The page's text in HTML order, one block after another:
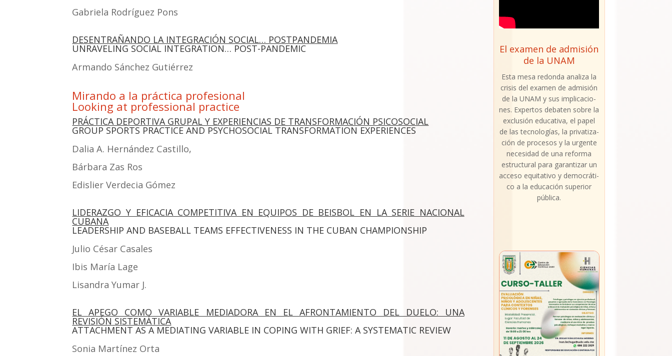
Gabrie­la Rodrí­guez Pons
DESENTRAÑANDO LA INTEGRACIÓN SOCIAL… POSTPANDEMIA
UNRAVELING SOCIAL INTEGRATION… POST-PANDEMIC
Arman­do Sán­chez Gutié­rrez
Mirando a la práctica profesional
Looking at professional practice
PRÁCTICA DEPORTIVA GRUPAL Y EXPERIENCIAS DE TRANSFORMACIÓN PSICOSOCIAL
GROUP SPORTS PRACTICE AND PSYCHOSOCIAL TRANSFORMATION EXPERIENCES
Dalia A. Her­nán­dez Cas­ti­llo,
Bár­ba­ra Zas Ros
Edis­lier Ver­de­cia Gómez
LIDERAZGO Y EFICACIA COMPETITIVA EN EQUIPOS DE BEISBOL EN LA SERIE NACIONAL
CUBANA
LEADERSHIP AND BASEBALL TEAMS EFFECTIVENESS IN THE CUBAN CHAMPIONSHIP
Julio César Casa­les
Ibis María Lage
Lisan­dra Yumar J.
EL APEGO COMO VARIABLE MEDIADORA EN EL AFRONTAMIENTO DEL DUELO: UNA
REVISIÓN SISTEMÁTICA
ATTACHMENT AS A MEDIATING VARIABLE IN COPING WITH GRIEF: A SYSTEMATIC REVIEW
Sonia Mar­tí­nez Orta
El examen de admisión
de la UNAM
Esta mesa redon­da ana­li­za la
cri­sis del examen de admi­sión
de la UNAM y sus impli­ca­cio­
nes. Exper­tos deba­ten sobre la
exclu­sión edu­ca­ti­va, el papel
de las tec­no­lo­gías, la pri­va­ti­za­
ción de pro­ce­sos y la urgen­te
nece­si­dad de una refor­ma
estruc­tu­ral para garan­ti­zar un
acce­so equi­ta­ti­vo y demo­crá­ti­
co a la edu­ca­ción supe­rior
públi­ca.